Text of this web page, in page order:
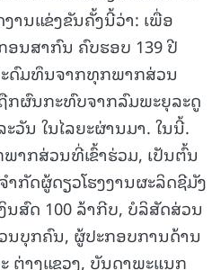
ານແຂ່ງຂັນຄັ້ງນີ້ວ່າ: ເພື່ອ
ນສາກົນ ຄົບຮອບ 139 ປີ
ດົມທຶນຈາກທຸກພາກສ່ວນ
ກຜົນກະທົບຈາກລົມພະຍຸລະດູ
ວັນ ໃນໄລຍະຜ່ານມາ. ໃນນີ້.
າກສ່ວນທີ່ເຂົ້າຮ່ວມ, ເປັນຕົ້ນ
ກັດຜູ້ດຽວໂຮງງານຜະລິດຊີມັງ
ນສົດ 100 ລ້າກີບ, ບໍລິສັດສ່ວນ
ບຸກຄົນ, ຜູ້ປະກອບການດ້ານ
ຕ່າງແຂວງ, ບັນດາພະແນກ